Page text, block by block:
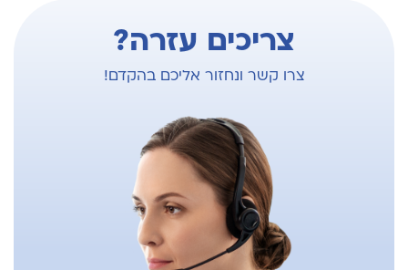
צריכים עזרה?
צרו קשר ונחזור אליכם בהקדם!